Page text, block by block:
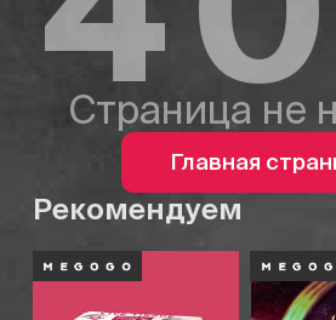
Страница не
Главная
Рекомендуем